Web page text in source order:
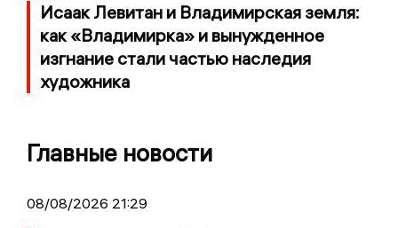
Исаак Левитан и Владимирская земля:
как «Владимирка» и вынужденное
изгнание стали частью наследия
художника
Главные новости
08/08/2026 21:29